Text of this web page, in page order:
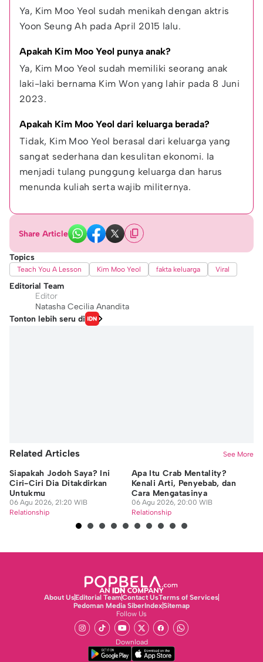
Ya, Kim Moo Yeol sudah menikah dengan aktris
Yoon Seung Ah pada April 2015 lalu.
Apakah Kim Moo Yeol punya anak?
Ya, Kim Moo Yeol sudah memiliki seorang anak
laki-laki bernama Kim Won yang lahir pada 8 Juni
2023.
Apakah Kim Moo Yeol dari keluarga berada?
Tidak, Kim Moo Yeol berasal dari keluarga yang
sangat sederhana dan kesulitan ekonomi. Ia
menjadi tulang punggung keluarga dan harus
menunda kuliah serta wajib militernya.
Share Article
Topics
Teach You A Lesson Kim Moo Yeol fakta keluarga Viral
Editorial Team
Editor
Natasha Cecilia Anandita
Tonton lebih seru di
Related Articles See More
Siapakah Jodoh Saya? Ini
Ciri-Ciri Dia Ditakdirkan
Untukmu
06 Agu 2026, 21:20 WIB
Relationship
Apa Itu Crab Mentality?
Kenali Arti, Penyebab, dan
Cara Mengatasinya
06 Agu 2026, 20:00 WIB
Relationship
About UsEditorial TeamContact UsTerms of Services
Pedoman Media SiberIndexSitemap
Follow Us
Download